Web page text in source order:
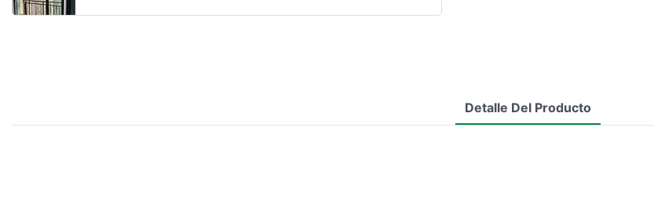
Detalle Del Producto